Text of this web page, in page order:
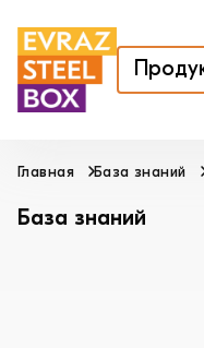
Главная База знаний
База знаний